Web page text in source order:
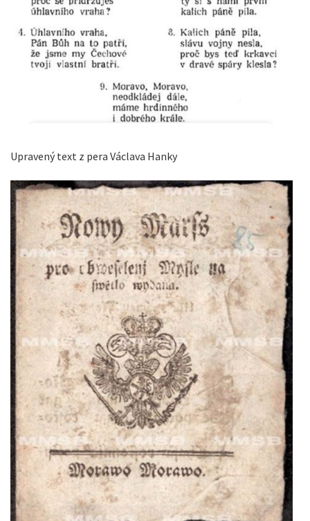
Upravený text z pera Václava Hanky